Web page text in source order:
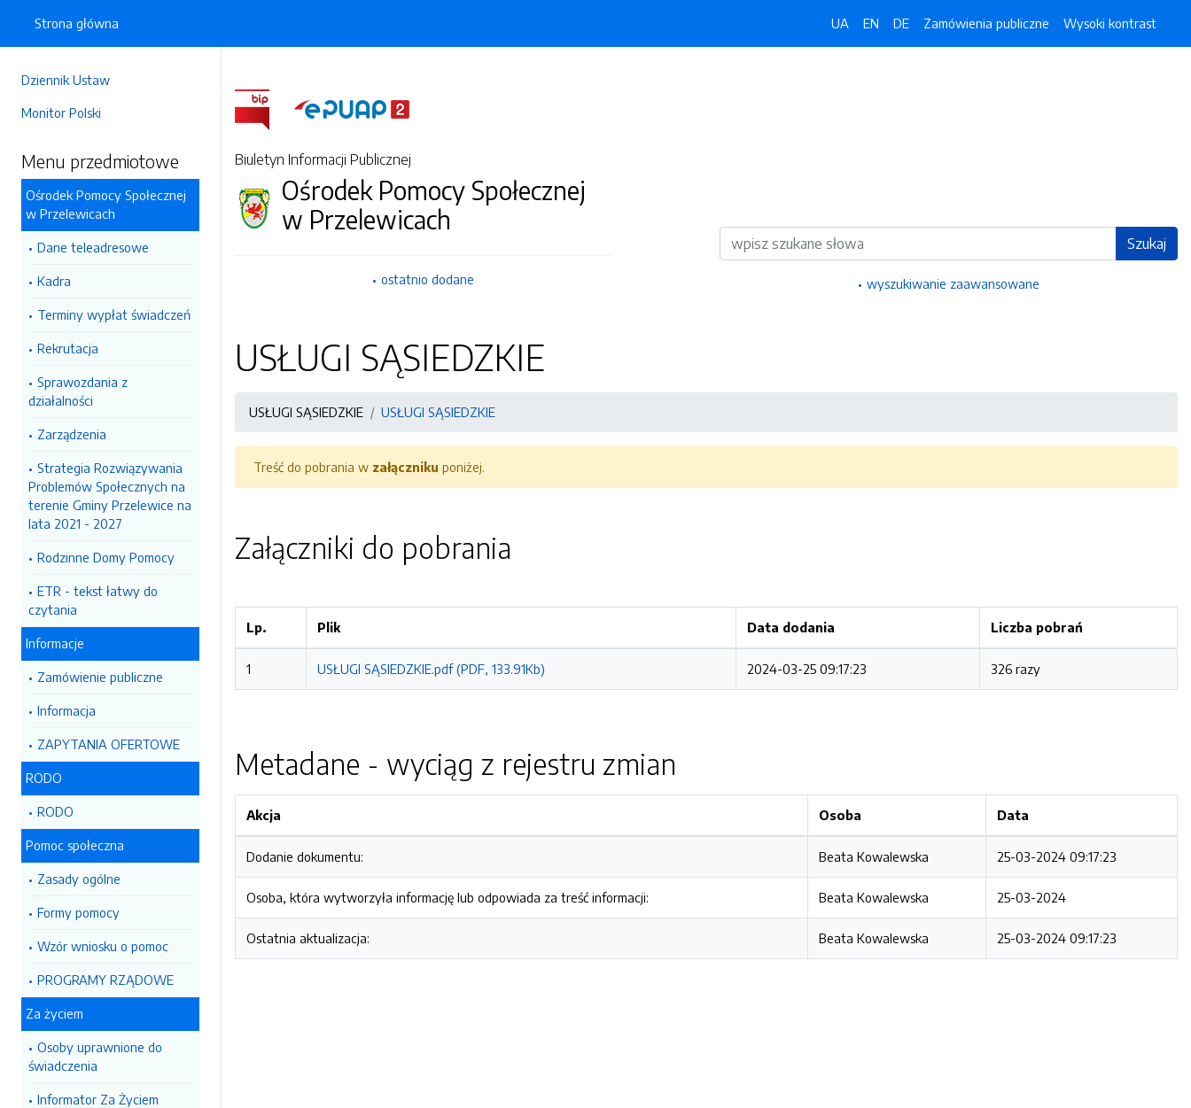
Dziennik Ustaw
Monitor Polski
Menu przedmiotowe
Ośrodek Pomocy Społecznej
w Przelewicach
Dane teleadresowe
Kadra
Terminy wypłat świadczeń
Rekrutacja
Sprawozdania z
działalności
Zarządzenia
Strategia Rozwiązywania
Problemów Społecznych na
terenie Gminy Przelewice na
lata 2021 - 2027
Rodzinne Domy Pomocy
ETR - tekst łatwy do
czytania
Informacje
Zamówienie publiczne
Informacja
ZAPYTANIA OFERTOWE
RODO
RODO
Pomoc społeczna
Zasady ogólne
Formy pomocy
Wzór wniosku o pomoc
PROGRAMY RZĄDOWE
Za życiem
Osoby uprawnione do
świadczenia
Informator Za Życiem
Strona główna UA EN DE Zamówienia publiczne Wysoki kontrast
Biuletyn Informacji Publicznej
Ośrodek Pomocy Społecznej
w Przelewicach
ostatnio dodane
Wyszukiwarka Szukaj
wyszukiwanie zaawansowane
USŁUGI SĄSIEDZKIE
USŁUGI SĄSIEDZKIE USŁUGI SĄSIEDZKIE
Treść do pobrania w załączniku poniżej.
Załączniki do pobrania
Lp. Plik Data dodania Liczba pobrań
1 USŁUGI SĄSIEDZKIE.pdf (PDF, 133.91Kb) 2024-03-25 09:17:23 326 razy
Metadane - wyciąg z rejestru zmian
Akcja Osoba Data
Dodanie dokumentu: Beata Kowalewska 25-03-2024 09:17:23
Osoba, która wytworzyła informację lub odpowiada za treść informacji: Beata Kowalewska 25-03-2024
Ostatnia aktualizacja: Beata Kowalewska 25-03-2024 09:17:23